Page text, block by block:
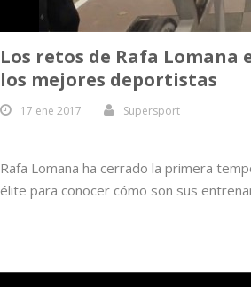
Los retos de Rafa Lomana
los mejores deportistas
17 ene 2017 Supersport
Rafa Lomana ha cerrado la primera
élite para conocer cómo son sus